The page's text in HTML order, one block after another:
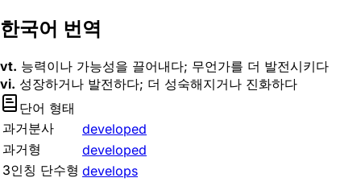
한국어 번역
vt. 능력이나 가능성을 끌어내다; 무언가를 더 발전시키다
vi. 성장하거나 발전하다; 더 성숙해지거나 진화하다
단어 형태
과거분사
developed
과거형
developed
3인칭 단수형 develops